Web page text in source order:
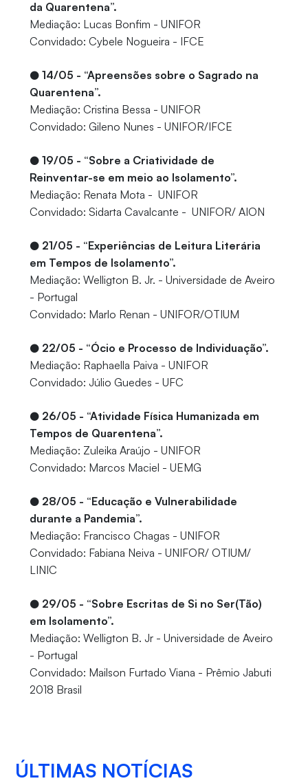
da Quarentena”.
Mediação: Lucas Bonfim - UNIFOR
Convidado: Cybele Nogueira - IFCE
● 14/05 - “Apreensões sobre o Sagrado na
Quarentena”.
Mediação: Cristina Bessa - UNIFOR
Convidado: Gileno Nunes - UNIFOR/IFCE
● 19/05 - “Sobre a Criatividade de
Reinventar-se em meio ao Isolamento”.
Mediação: Renata Mota - UNIFOR
Convidado: Sidarta Cavalcante - UNIFOR/ AION
● 21/05 - “Experiências de Leitura Literária
em Tempos de Isolamento”.
Mediação: Welligton B. Jr. - Universidade de Aveiro
- Portugal
Convidado: Marlo Renan - UNIFOR/OTIUM
●22/05 - “Ócio e Processo de Individuação”.
Mediação: Raphaella Paiva - UNIFOR
Convidado: Júlio Guedes - UFC
●26/05 - “Atividade Física Humanizada em
Tempos de Quarentena”.
Mediação: Zuleika Araújo - UNIFOR
Convidado: Marcos Maciel - UEMG
● 28/05 - “Educação e Vulnerabilidade
durante a Pandemia”.
Mediação: Francisco Chagas - UNIFOR
Convidado: Fabiana Neiva - UNIFOR/ OTIUM/
LINIC
●29/05 - “Sobre Escritas de Si no Ser(Tão)
em Isolamento”.
Mediação: Welligton B. Jr - Universidade de Aveiro
- Portugal
Convidado: Mailson Furtado Viana - Prêmio Jabuti
2018 Brasil
ÚLTIMAS NOTÍCIAS